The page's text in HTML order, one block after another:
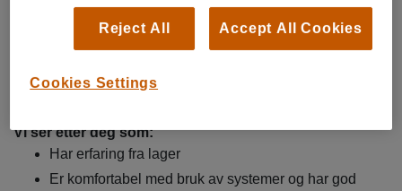
Opprette strekkoder
Heltid/Fast dagtid: 07:00–15:00
Vi ser etter deg som:
Har erfaring fra lager
Er komfortabel med bruk av systemer og har god
Cookies Settings
Reject All Accept All Cookies